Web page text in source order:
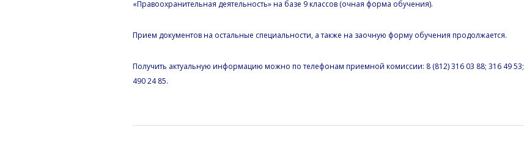
«Правоохранительная деятельность» на базе 9 классов (очная форма обучения).
Прием документов на остальные специальности, а также на заочную форму обучения продолжается.
Получить актуальную информацию можно по телефонам приемной комиссии: 8 (812) 316 03 88; 316 49 53;
490 24 85.